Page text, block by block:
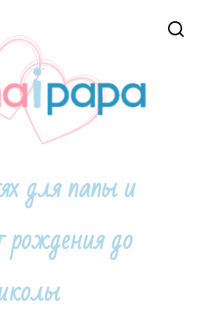
для папы и
до